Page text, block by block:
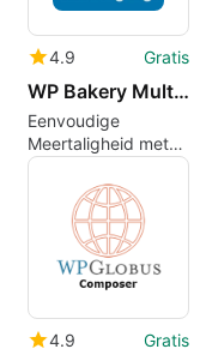
4.9 Gratis
WP Bakery Multilanguage
Eenvoudige
Meertaligheid met
WP Bakery
Multilanguage
4.9 Gratis